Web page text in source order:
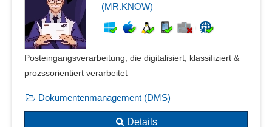
Vorschauansicht
Wasserzeichen
Wortvorhersage
WYSIWYG-Editor
(MR.KNOW)
Posteingangsverarbeitung, die digitalisiert, klassifiziert &
prozssorientiert verarbeitet
Dokumentenmanagement (DMS)
Details